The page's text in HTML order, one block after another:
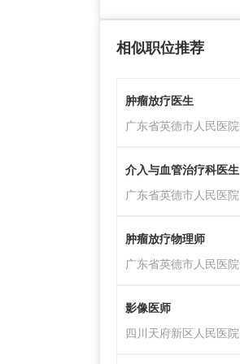
相似职位推荐
肿瘤放疗医生
广东省英德市人民医院
介入与血管治疗科医生
广东省英德市人民医院
肿瘤放疗物理师
广东省英德市人民医院
影像医师
四川天府新区人民医院